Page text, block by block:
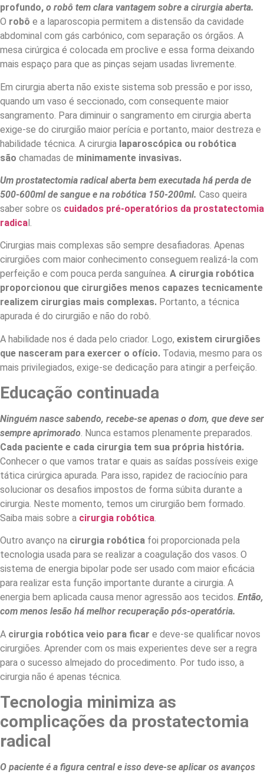
profundo, o robô tem clara vantagem sobre a cirurgia aberta.
O robô e a laparoscopia permitem a distensão da cavidade
abdominal com gás carbónico, com separação os órgãos. A
mesa cirúrgica é colocada em proclive e essa forma deixando
mais espaço para que as pinças sejam usadas livremente.
Em cirurgia aberta não existe sistema sob pressão e por isso,
quando um vaso é seccionado, com consequente maior
sangramento. Para diminuir o sangramento em cirurgia aberta
exige-se do cirurgião maior perícia e portanto, maior destreza e
habilidade técnica. A cirurgia laparoscópica ou robótica
são chamadas de minimamente invasivas.
Um prostatectomia radical aberta bem executada há perda de
500-600ml de sangue e na robótica 150-200ml. Caso queira
saber sobre os cuidados pré-operatórios da prostatectomia
radical.
Cirurgias mais complexas são sempre desafiadoras. Apenas
cirurgiões com maior conhecimento conseguem realizá-la com
perfeição e com pouca perda sanguínea. A cirurgia robótica
proporcionou que cirurgiões menos capazes tecnicamente
realizem cirurgias mais complexas. Portanto, a técnica
apurada é do cirurgião e não do robô.
A habilidade nos é dada pelo criador. Logo, existem cirurgiões
que nasceram para exercer o ofício. Todavia, mesmo para os
mais privilegiados, exige-se dedicação para atingir a perfeição.
Educação continuada
Ninguém nasce sabendo, recebe-se apenas o dom, que deve ser
sempre aprimorado. Nunca estamos plenamente preparados.
Cada paciente e cada cirurgia tem sua própria história.
Conhecer o que vamos tratar e quais as saídas possíveis exige
tática cirúrgica apurada. Para isso, rapidez de raciocínio para
solucionar os desafios impostos de forma súbita durante a
cirurgia. Neste momento, temos um cirurgião bem formado.
Saiba mais sobre a cirurgia robótica.
Outro avanço na cirurgia robótica foi proporcionada pela
tecnologia usada para se realizar a coagulação dos vasos. O
sistema de energia bipolar pode ser usado com maior eficácia
para realizar esta função importante durante a cirurgia. A
energia bem aplicada causa menor agressão aos tecidos. Então,
com menos lesão há melhor recuperação pós-operatória.
A cirurgia robótica veio para ficar e deve-se qualificar novos
cirurgiões. Aprender com os mais experientes deve ser a regra
para o sucesso almejado do procedimento. Por tudo isso, a
cirurgia não é apenas técnica.
Tecnologia minimiza as
complicações da prostatectomia
radical
O paciente é a figura central e isso deve-se aplicar os avanços